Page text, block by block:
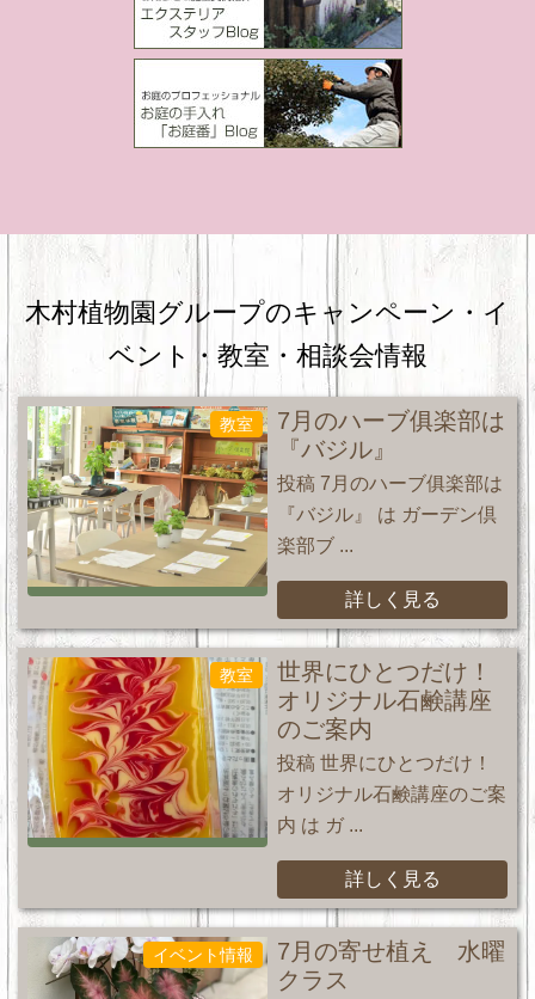
木村植物園グループのキャンペーン・ イ
ベント・教室・相談会情報
教室
7月のハーブ俱楽部は
『バジル』
投稿 7月のハーブ俱楽部は
『バジル』 は ガーデン倶
楽部ブ ...
詳しく見る
教室
世界にひとつだけ！
オリジナル石鹸講座
のご案内
投稿 世界にひとつだけ！
オリジナル石鹸講座のご案
内 は ガ ...
詳しく見る
イベント情報
7月の寄せ植え 水曜
クラス